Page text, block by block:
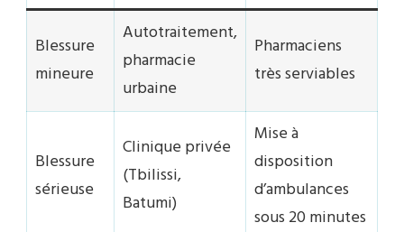
Blessure
mineure
Autotraitement,
pharmacie
urbaine
Pharmaciens
très serviables
Blessure
sérieuse
Clinique privée
(Tbilissi,
Batumi)
Mise à
disposition
d’ambulances
sous 20 minutes